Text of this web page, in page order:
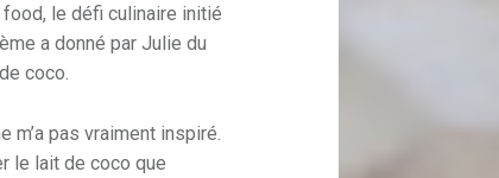
le défi culinaire initié
a donné par Julie du
coco.
pas vraiment inspiré.
le lait de coco que